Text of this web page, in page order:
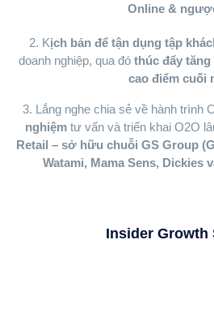
Online &
2. Kịch bản để tận dụng tập
doanh nghiệp, qua đó thúc đẩy
cao điểm cuối
3. Lắng nghe chia sẻ về hành trình
nghiệmtư vấn và triển khai O2O
Retail – sở hữu chuỗi GS Group
Watami, Mama Sens, Dickies
Insider Growth